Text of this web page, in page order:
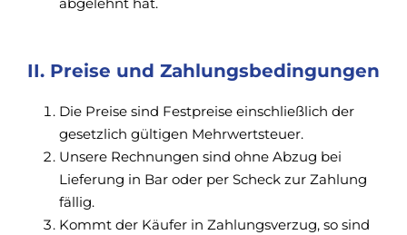
II. Preise und Zahlungsbedingungen
Die Preise sind Festpreise einschließlich der
gesetzlich gültigen Mehrwertsteuer.
Unsere Rechnungen sind ohne Abzug bei
Lieferung in Bar oder per Scheck zur Zahlung
fällig.
Kommt der Käufer in Zahlungsverzug, so sind